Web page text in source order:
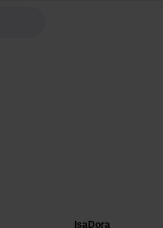
IsaDora